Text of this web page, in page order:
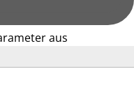
aus